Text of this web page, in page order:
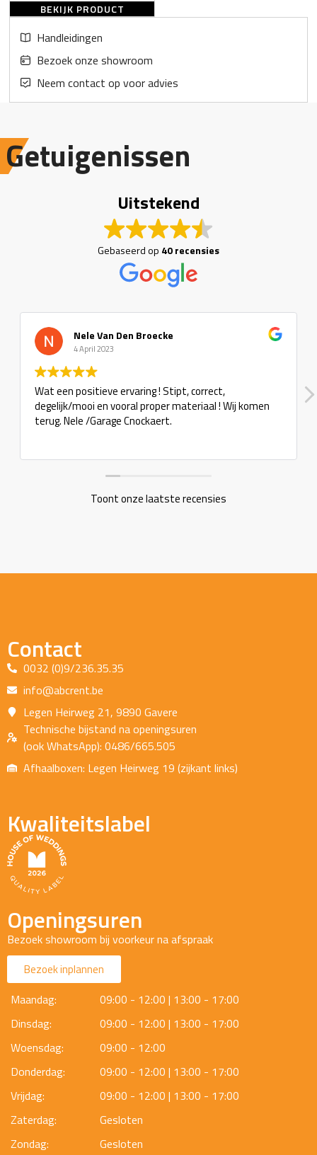
BEKIJK PRODUCT
Handleidingen
Bezoek onze showroom
Neem contact op voor advies
Getuigenissen
Uitstekend
Gebaseerd op 40 recensies
Nele Van Den Broecke
4 April 2023
Wat een positieve ervaring ! Stipt, correct,
degelijk/mooi en vooral proper materiaal ! Wij komen
terug. Nele /Garage Cnockaert.
Toont onze laatste recensies
Contact
0032 (0)9/236.35.35
info@abcrent.be
Legen Heirweg 21, 9890 Gavere
Technische bijstand na openingsuren
(ook WhatsApp): 0486/665.505
Afhaalboxen: Legen Heirweg 19 (zijkant links)
Kwaliteitslabel
Openingsuren
Bezoek showroom bij voorkeur na afspraak
Bezoek inplannen
Maandag:
09:00 - 12:00 | 13:00 - 17:00
Dinsdag:
09:00 - 12:00 | 13:00 - 17:00
Woensdag:
09:00 - 12:00
Donderdag:
09:00 - 12:00 | 13:00 - 17:00
Vrijdag:
09:00 - 12:00 | 13:00 - 17:00
Zaterdag:
Gesloten
Zondag:
Gesloten